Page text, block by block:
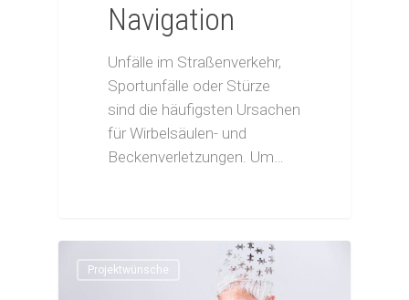
Navigation
Unfälle im Straßenverkehr,
Sportunfälle oder Stürze
sind die häufigsten Ursachen
für Wirbelsäulen- und
Beckenverletzungen. Um…
Projektwünsche